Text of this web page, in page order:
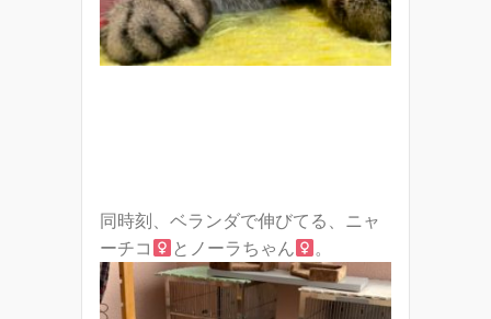
同時刻、ベランダで伸びてる、ニャ
ーチコ
とノーラちゃん 。